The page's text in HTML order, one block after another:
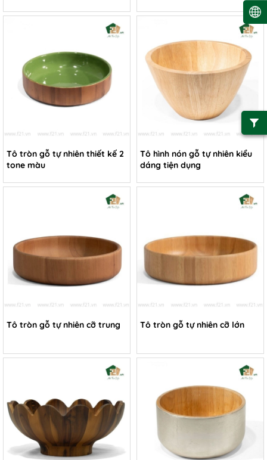
Tô tròn gỗ tự nhiên thiết kế 2
tone màu
Tô hình nón gỗ tự nhiên kiểu
dáng tiện dụng
Tô tròn gỗ tự nhiên cỡ trung Tô tròn gỗ tự nhiên cỡ lớn